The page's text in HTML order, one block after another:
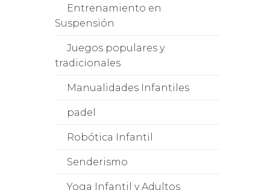
Entrenamiento en
Suspensión
Juegos populares y
tradicionales
Manualidades Infantiles
padel
Robótica Infantil
Senderismo
Yoga Infantil y Adultos